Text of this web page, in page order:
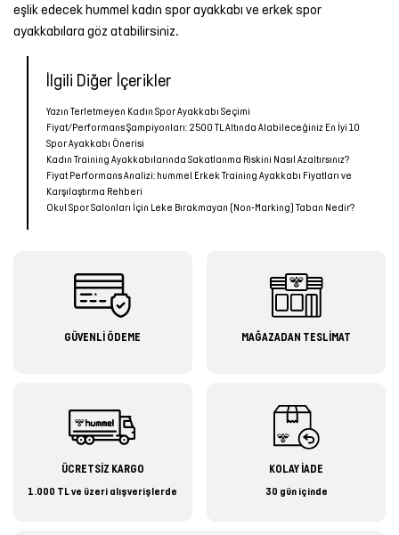
eşlik edecek hummel kadın spor ayakkabı ve erkek spor
ayakkabılara göz atabilirsiniz.
İlgili Diğer İçerikler
Yazın Terletmeyen Kadın Spor Ayakkabı Seçimi
Fiyat/Performans Şampiyonları: 2500 TL Altında Alabileceğiniz En İyi 10
Spor Ayakkabı Önerisi
Kadın Training Ayakkabılarında Sakatlanma Riskini Nasıl Azaltırsınız?
Fiyat Performans Analizi: hummel Erkek Training Ayakkabı Fiyatları ve
Karşılaştırma Rehberi
Okul Spor Salonları İçin Leke Bırakmayan (Non-Marking) Taban Nedir?
GÜVENLİ ÖDEME MAĞAZADAN TESLİMAT
ÜCRETSİZ KARGO
1.000 TL ve üzeri alışverişlerde
KOLAY İADE
30 gün içinde